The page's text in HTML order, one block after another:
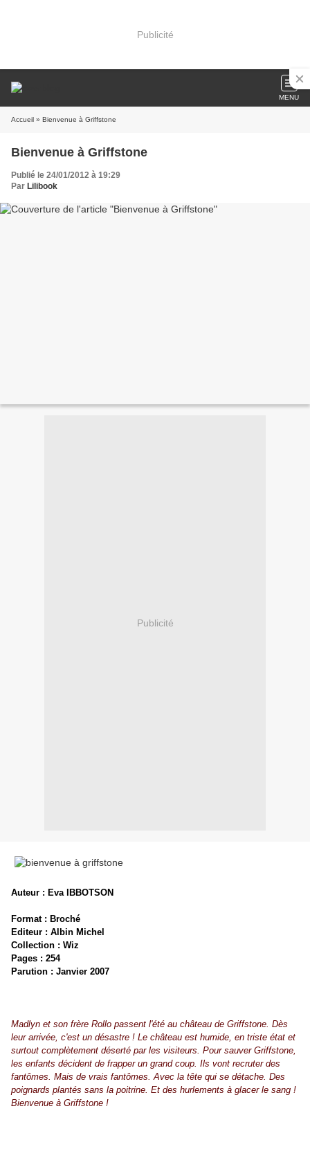
Publicité
MENU
Accueil » Bienvenue à Griffstone
Bienvenue à Griffstone
Publié le 24/01/2012 à 19:29
Par Lilibook
Publicité
Auteur : Eva IBBOTSON
Format : Broché
Editeur : Albin Michel
Collection : Wiz
Pages : 254
Parution : Janvier 2007
Madlyn et son frère Rollo passent l'été au château de Griffstone. Dès
leur arrivée, c'est un désastre ! Le château est humide, en triste état et
surtout complètement déserté par les visiteurs. Pour sauver Griffstone,
les enfants décident de frapper un grand coup. Ils vont recruter des
fantômes. Mais de vrais fantômes. Avec la tête qui se détache. Des
poignards plantés sans la poitrine. Et des hurlements à glacer le sang !
Bienvenue à Griffstone !